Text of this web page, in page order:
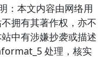
：本文内容由网络用
拥有其著作权，亦不
中有涉嫌抄袭或描述
处理，核实